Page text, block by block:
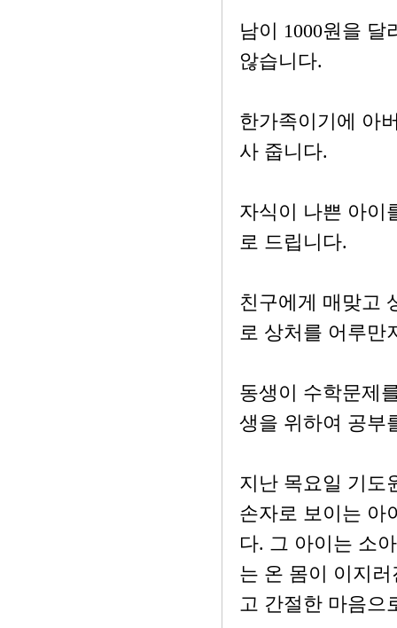
남이 1000원을
않습니다.
한가족이기에 아
사 줍니다.
자식이 나쁜 아이
로 드립니다.
친구에게 매맞고
로 상처를 어루만
동생이 수학문제
생을 위하여 공부
지난 목요일 기도
손자로 보이는 아
다. 그 아이는 소
는 온 몸이 이지
고 간절한 마음으